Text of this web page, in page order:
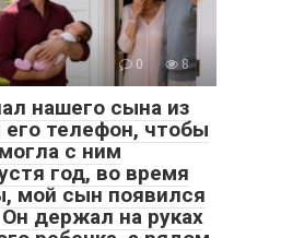
0 8
нашего сына из
телефон, чтобы
с ним
год, во время
мой сын появился
держал на руках